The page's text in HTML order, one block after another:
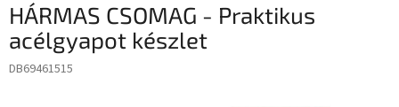
HÁRMAS CSOMAG - Praktikus
acélgyapot készlet
DB69461515